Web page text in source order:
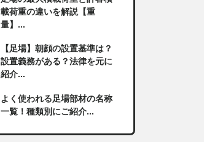
載荷重の違いを解説【重
量】...
【足場】朝顔の設置基準は？
設置義務がある？法律を元に
紹介...
よく使われる足場部材の名称
一覧！種類別にご紹介...